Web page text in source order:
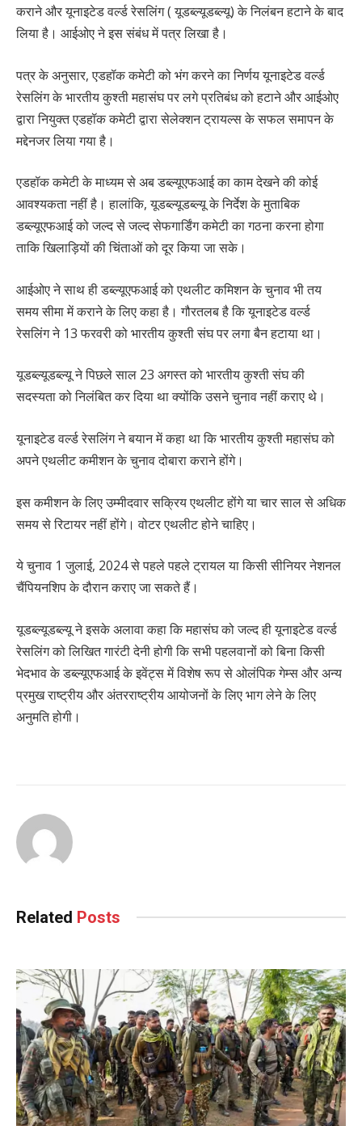
कराने और यूनाइटेड वर्ल्ड रेसलिंग ( यूडब्ल्यूडब्ल्यू) के निलंबन हटाने के बाद
लिया है। आईओए ने इस संबंध में पत्र लिखा है।
पत्र के अनुसार, एडहॉक कमेटी को भंग करने का निर्णय यूनाइटेड वर्ल्ड
रेसलिंग के भारतीय कुश्ती महासंघ पर लगे प्रतिबंध को हटाने और आईओए
द्वारा नियुक्त एडहॉक कमेटी द्वारा सेलेक्शन ट्रायल्स के सफल समापन के
मद्देनजर लिया गया है।
एडहॉक कमेटी के माध्यम से अब डब्ल्यूएफआई का काम देखने की कोई
आवश्यकता नहीं है। हालांकि, यूडब्ल्यूडब्ल्यू के निर्देश के मुताबिक
डब्ल्यूएफआई को जल्द से जल्द सेफगार्डिंग कमेटी का गठना करना होगा
ताकि खिलाड़ियों की चिंताओं को दूर किया जा सके।
आईओए ने साथ ही डब्ल्यूएफआई को एथलीट कमिशन के चुनाव भी तय
समय सीमा में कराने के लिए कहा है। गौरतलब है कि यूनाइटेड वर्ल्ड
रेसलिंग ने 13 फरवरी को भारतीय कुश्ती संघ पर लगा बैन हटाया था।
यूडब्ल्यूडब्ल्यू ने पिछले साल 23 अगस्त को भारतीय कुश्ती संघ की
सदस्यता को निलंबित कर दिया था क्योंकि उसने चुनाव नहीं कराए थे।
यूनाइटेड वर्ल्ड रेसलिंग ने बयान में कहा था कि भारतीय कुश्ती महासंघ को
अपने एथलीट कमीशन के चुनाव दोबारा कराने होंगे।
इस कमीशन के लिए उम्मीदवार सक्रिय एथलीट होंगे या चार साल से अधिक
समय से रिटायर नहीं होंगे। वोटर एथलीट होने चाहिए।
ये चुनाव 1 जुलाई, 2024 से पहले पहले ट्रायल या किसी सीनियर नेशनल
चैंपियनशिप के दौरान कराए जा सकते हैं।
यूडब्ल्यूडब्ल्यू ने इसके अलावा कहा कि महासंघ को जल्द ही यूनाइटेड वर्ल्ड
रेसलिंग को लिखित गारंटी देनी होगी कि सभी पहलवानों को बिना किसी
भेदभाव के डब्ल्यूएफआई के इवेंट्स में विशेष रूप से ओलंपिक गेम्स और अन्य
प्रमुख राष्ट्रीय और अंतरराष्ट्रीय आयोजनों के लिए भाग लेने के लिए
अनुमति होगी।
Related Posts